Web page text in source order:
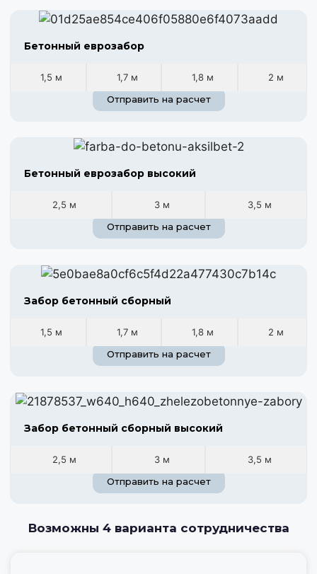
Бетонный еврозабор
1,5 м 1,7 м 1,8 м
2 м
Отправить на расчет
Бетонный еврозабор высокий
2,5 м 3 м
3,5 м
Отправить на расчет
Забор бетонный сборный
1,5 м 1,7 м 1,8 м
2 м
Отправить на расчет
Забор бетонный сборный высокий
2,5 м 3 м
3,5 м
Отправить на расчет
Возможны 4 варианта сотрудничества